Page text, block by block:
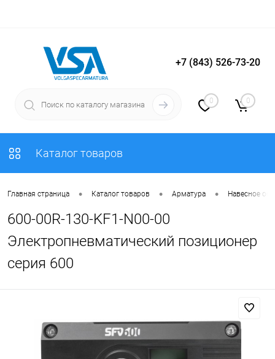
Вход Регистрация
+7 (843) 526-73-20
0 0
Каталог товаров
Главная страница • Каталог товаров • Арматура • Навесное
600-00R-130-KF1-N00-00
Электропневматический позиционер
серия 600